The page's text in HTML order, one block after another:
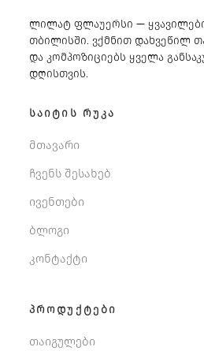
ლილატ ფლაუერსი —
თბილისში. ვქმნით დახვეწილ
და კომპოზიციებს ყველა
დღისთვის.
ᲡᲐᲘᲢᲘᲡ ᲠᲣᲙᲐ
მთავარი
ჩვენს შესახებ
ივენთები
ბლოგი
კონტაქტი
ᲞᲠᲝᲓᲣᲥᲢᲔᲑᲘ
თაიგულები